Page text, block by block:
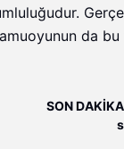
da
SON